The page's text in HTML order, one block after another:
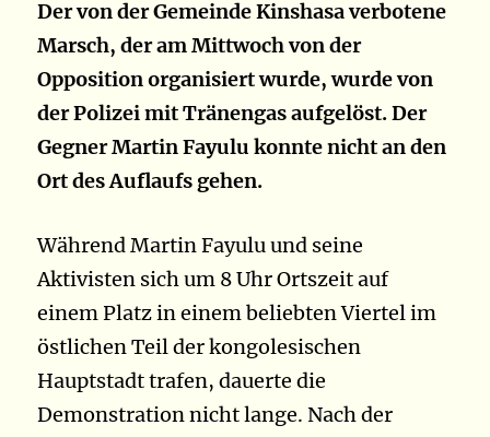
Der von der Gemeinde Kinshasa verbotene
Marsch, der am Mittwoch von der
Opposition organisiert wurde, wurde von
der Polizei mit Tränengas aufgelöst. Der
Gegner Martin Fayulu konnte nicht an den
Ort des Auflaufs gehen.
Während Martin Fayulu und seine
Aktivisten sich um 8 Uhr Ortszeit auf
einem Platz in einem beliebten Viertel im
östlichen Teil der kongolesischen
Hauptstadt trafen, dauerte die
Demonstration nicht lange. Nach der